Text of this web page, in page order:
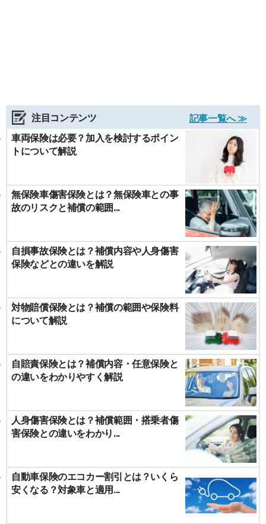
注目コンテンツ
記事一覧へ ≫
車両保険は必要？加入を検討するポイン
トについて解説
無保険車傷害保険とは？無保険車との事
故のリスクと補償の範囲...
自損事故保険とは？補償内容や人身傷害
保険などとの違いを解説
対物賠償保険とは？補償の範囲や保険料
について解説
自賠責保険とは？補償内容・任意保険と
の違いをわかりやすく解説
人身傷害保険とは？補償範囲・搭乗者傷
害保険との違いをわかり...
自動車保険のエコカー割引とは？いくら
安くなる？対象車と適用...